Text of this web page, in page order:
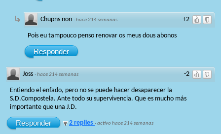
+2
Chupns non ·hace 214 semanas
Pois eu tampouco penso renovar os meus dous abonos
Responder
-2
Joss ·hace 214 semanas
Entiendo el enfado, pero no se puede hacer desaparecer la
S.D.Compostela. Ante todo su supervivencia. Que es mucho más
importante que una J.D.
Responder 2 replies ·activo hace 214 semanas